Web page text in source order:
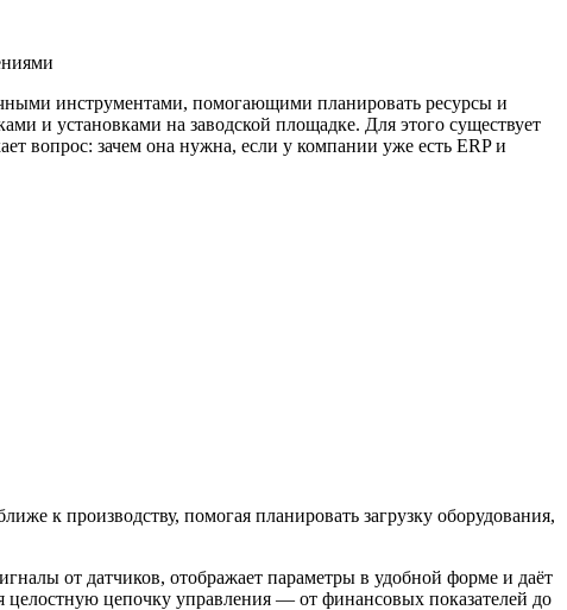
инструментами, помогающими планировать ресурсы и
и установками на заводской площадке. Для этого существует
вопрос: зачем она нужна, если у компании уже есть ERP и
к производству, помогая планировать загрузку оборудования,
от датчиков, отображает параметры в удобной форме и даёт
цепочку управления — от финансовых показателей до